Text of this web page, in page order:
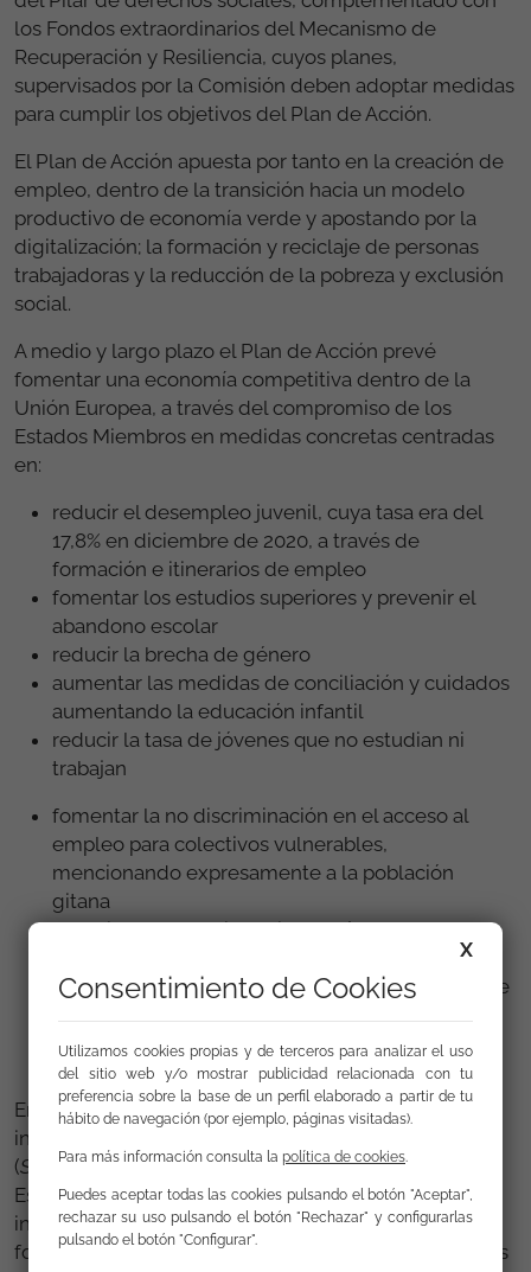
los Fondos extraordinarios del Mecanismo de
Recuperación y Resiliencia, cuyos planes,
supervisados por la Comisión deben adoptar medidas
para cumplir los objetivos del Plan de Acción.
El Plan de Acción apuesta por tanto en la creación de
empleo, dentro de la transición hacia un modelo
productivo de economía verde y apostando por la
digitalización; la formación y reciclaje de personas
trabajadoras y la reducción de la pobreza y exclusión
social.
A medio y largo plazo el Plan de Acción prevé
fomentar una economía competitiva dentro de la
Unión Europea, a través del compromiso de los
Estados Miembros en medidas concretas centradas
en:
reducir el desempleo juvenil, cuya tasa era del
17,8% en diciembre de 2020, a través de
formación e itinerarios de empleo
fomentar los estudios superiores y prevenir el
abandono escolar
reducir la brecha de género
aumentar las medidas de conciliación y cuidados
aumentando la educación infantil
reducir la tasa de jóvenes que no estudian ni
trabajan
fomentar la no discriminación en el acceso al
empleo para colectivos vulnerables,
mencionando expresamente a la población
gitana
reducir la pobreza infantil a través del desarrollo
aumentar el diálogo social con la participación de
actores sociales y empresas
En este sentido se han introducido nuevos
indicadores en el Marcador de la Agenda Social
(SocialScoreboard)para medir el progreso de los
Estados miembro, incluyendo por ejemplo un
indicador sobre la participación en talleres de
formación, la tasa de riesgo de pobreza infantil, antes
X
Consentimiento de Cookies
Utilizamos cookies propias y de terceros para analizar el uso
del sitio web y/o mostrar publicidad relacionada con tu
preferencia sobre la base de un perfil elaborado a partir de tu
hábito de navegación (por ejemplo, páginas visitadas).
Para más información consulta la política de cookies
Puedes aceptar todas las cookies pulsando el botón "Aceptar",
rechazar su uso pulsando el botón "Rechazar" y configurarlas
pulsando el botón "Configurar".